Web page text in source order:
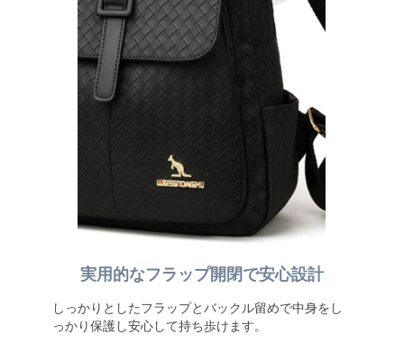
実用的なフラップ開閉で安心設計
しっかりとしたフラップとバックル留めで中身をし
っかり保護し安心して持ち歩けます。